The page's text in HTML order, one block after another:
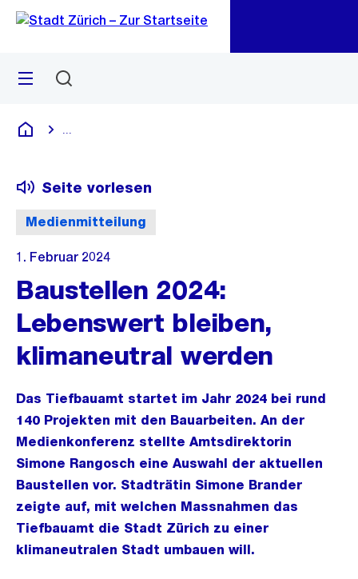
Navigation
Sprunglink
Menü
Deutsch
Medienmitteilung
Seite vorlesen
1. Februar 2024
Baustellen 2024:
Lebenswert bleiben,
klimaneutral werden
Das Tiefbauamt startet im Jahr 2024 bei rund
140 Projekten mit den Bauarbeiten. An der
Medienkonferenz stellte Amtsdirektorin
Simone Rangosch eine Auswahl der aktuellen
Baustellen vor. Stadträtin Simone Brander
zeigte auf, mit welchen Massnahmen das
Tiefbauamt die Stadt Zürich zu einer
klimaneutralen Stadt umbauen will.